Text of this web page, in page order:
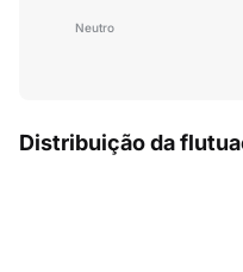
Neutro
Distribuição da